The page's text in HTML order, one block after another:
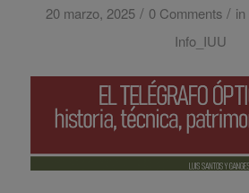
20 marzo, 2025 / 0 Comments / in
Info_IUU